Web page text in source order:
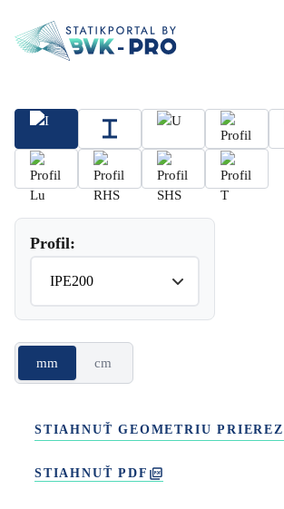
Profil:
mm cm
STIAHNUŤ GEOMETRIU
STIAHNUŤ PDF